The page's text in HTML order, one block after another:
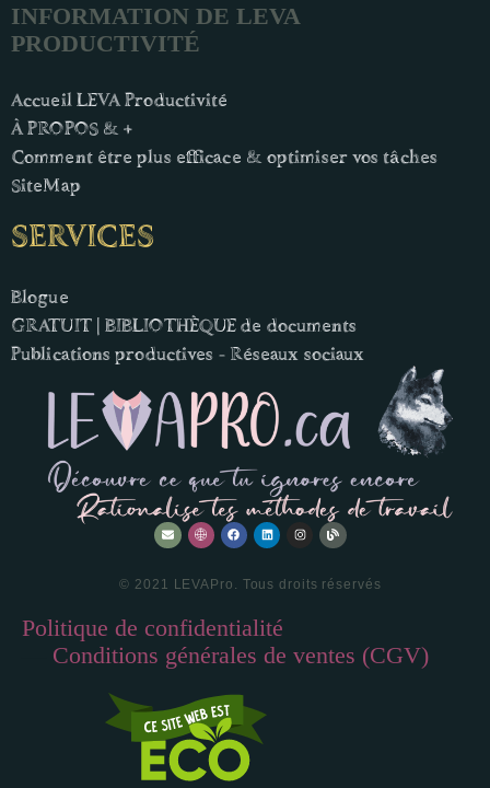
INFORMATION DE LEVA
PRODUCTIVITÉ
Accueil LEVA Productivité
À PROPOS & +
Comment être plus efficace & optimiser vos tâches
SiteMap
SERVICES
Blogue
GRATUIT | BIBLIOTHÈQUE de documents
Publications productives - Réseaux sociaux
© 2021 LEVAPro. Tous droits réservés
Politique de confidentialité
Conditions générales de ventes (CGV)